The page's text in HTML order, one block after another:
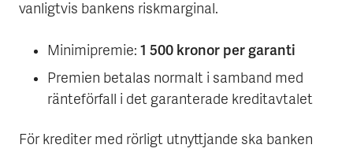
vanligtvis bankens riskmarginal.
Minimipremie: 1 500 kronor per garanti
Premien betalas normalt i samband med
ränteförfall i det garanterade kreditavtalet
För krediter med rörligt utnyttjande ska banken